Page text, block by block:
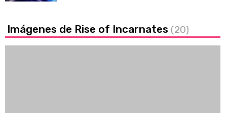
Imágenes de Rise of Incarnates (20)